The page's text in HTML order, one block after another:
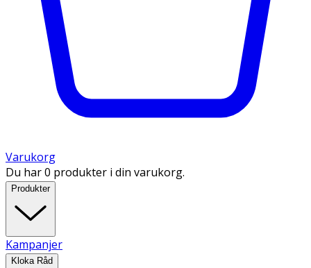
Varukorg
Du har 0 produkter i din varukorg.
Produkter
Kampanjer
Kloka Råd